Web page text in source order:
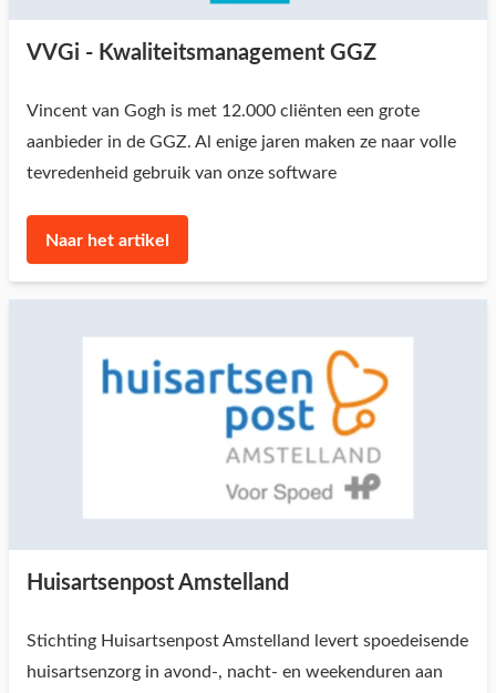
VVGi - Kwaliteitsmanagement GGZ
Vincent van Gogh is met 12.000 cliënten een grote
aanbieder in de GGZ. Al enige jaren maken ze naar volle
tevredenheid gebruik van onze software
Naar het artikel
Huisartsenpost Amstelland
Stichting Huisartsenpost Amstelland levert spoedeisende
huisartsenzorg in avond-, nacht- en weekenduren aan